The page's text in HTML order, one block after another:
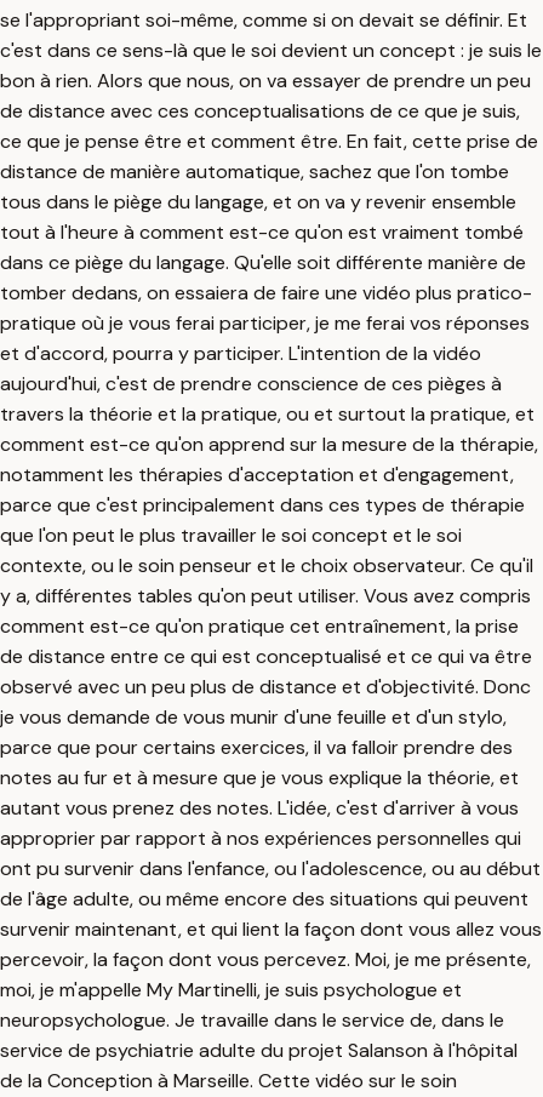
se l'appropriant soi-même, comme si on devait se définir. Et
c'est dans ce sens-là que le soi devient un concept : je suis le
bon à rien. Alors que nous, on va essayer de prendre un peu
de distance avec ces conceptualisations de ce que je suis,
ce que je pense être et comment être. En fait, cette prise de
distance de manière automatique, sachez que l'on tombe
tous dans le piège du langage, et on va y revenir ensemble
tout à l'heure à comment est-ce qu'on est vraiment tombé
dans ce piège du langage. Qu'elle soit différente manière de
tomber dedans, on essaiera de faire une vidéo plus pratico-
pratique où je vous ferai participer, je me ferai vos réponses
et d'accord, pourra y participer. L'intention de la vidéo
aujourd'hui, c'est de prendre conscience de ces pièges à
travers la théorie et la pratique, ou et surtout la pratique, et
comment est-ce qu'on apprend sur la mesure de la thérapie,
notamment les thérapies d'acceptation et d'engagement,
parce que c'est principalement dans ces types de thérapie
que l'on peut le plus travailler le soi concept et le soi
contexte, ou le soin penseur et le choix observateur. Ce qu'il
y a, différentes tables qu'on peut utiliser. Vous avez compris
comment est-ce qu'on pratique cet entraînement, la prise
de distance entre ce qui est conceptualisé et ce qui va être
observé avec un peu plus de distance et d'objectivité. Donc
je vous demande de vous munir d'une feuille et d'un stylo,
parce que pour certains exercices, il va falloir prendre des
notes au fur et à mesure que je vous explique la théorie, et
autant vous prenez des notes. L'idée, c'est d'arriver à vous
approprier par rapport à nos expériences personnelles qui
ont pu survenir dans l'enfance, ou l'adolescence, ou au début
de l'âge adulte, ou même encore des situations qui peuvent
survenir maintenant, et qui lient la façon dont vous allez vous
percevoir, la façon dont vous percevez. Moi, je me présente,
moi, je m'appelle My Martinelli, je suis psychologue et
neuropsychologue. Je travaille dans le service de, dans le
service de psychiatrie adulte du projet Salanson à l'hôpital
de la Conception à Marseille. Cette vidéo sur le soin